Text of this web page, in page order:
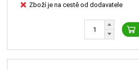
Zboží je na cestě od dodavatele